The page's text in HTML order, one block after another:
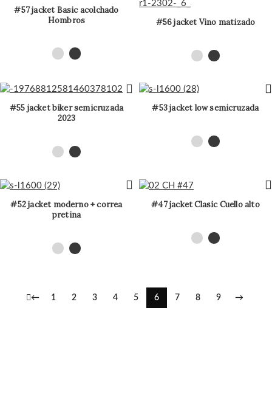
#57 jacket Basic acolchado
Hombros
#56 jacket Vino matizado
#55 jacket biker semicruzada
2023
#53 jacket low semicruzada
#52 jacket moderno + correa
pretina
#47 jacket Clasic Cuello alto
← 1 2 3 4 5 6 7 8 9 →